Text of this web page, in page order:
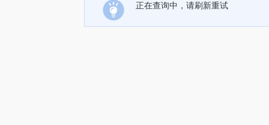
正在查询中，请刷新重试